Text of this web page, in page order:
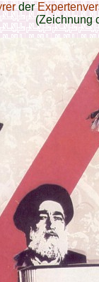
der
(Zeichnung